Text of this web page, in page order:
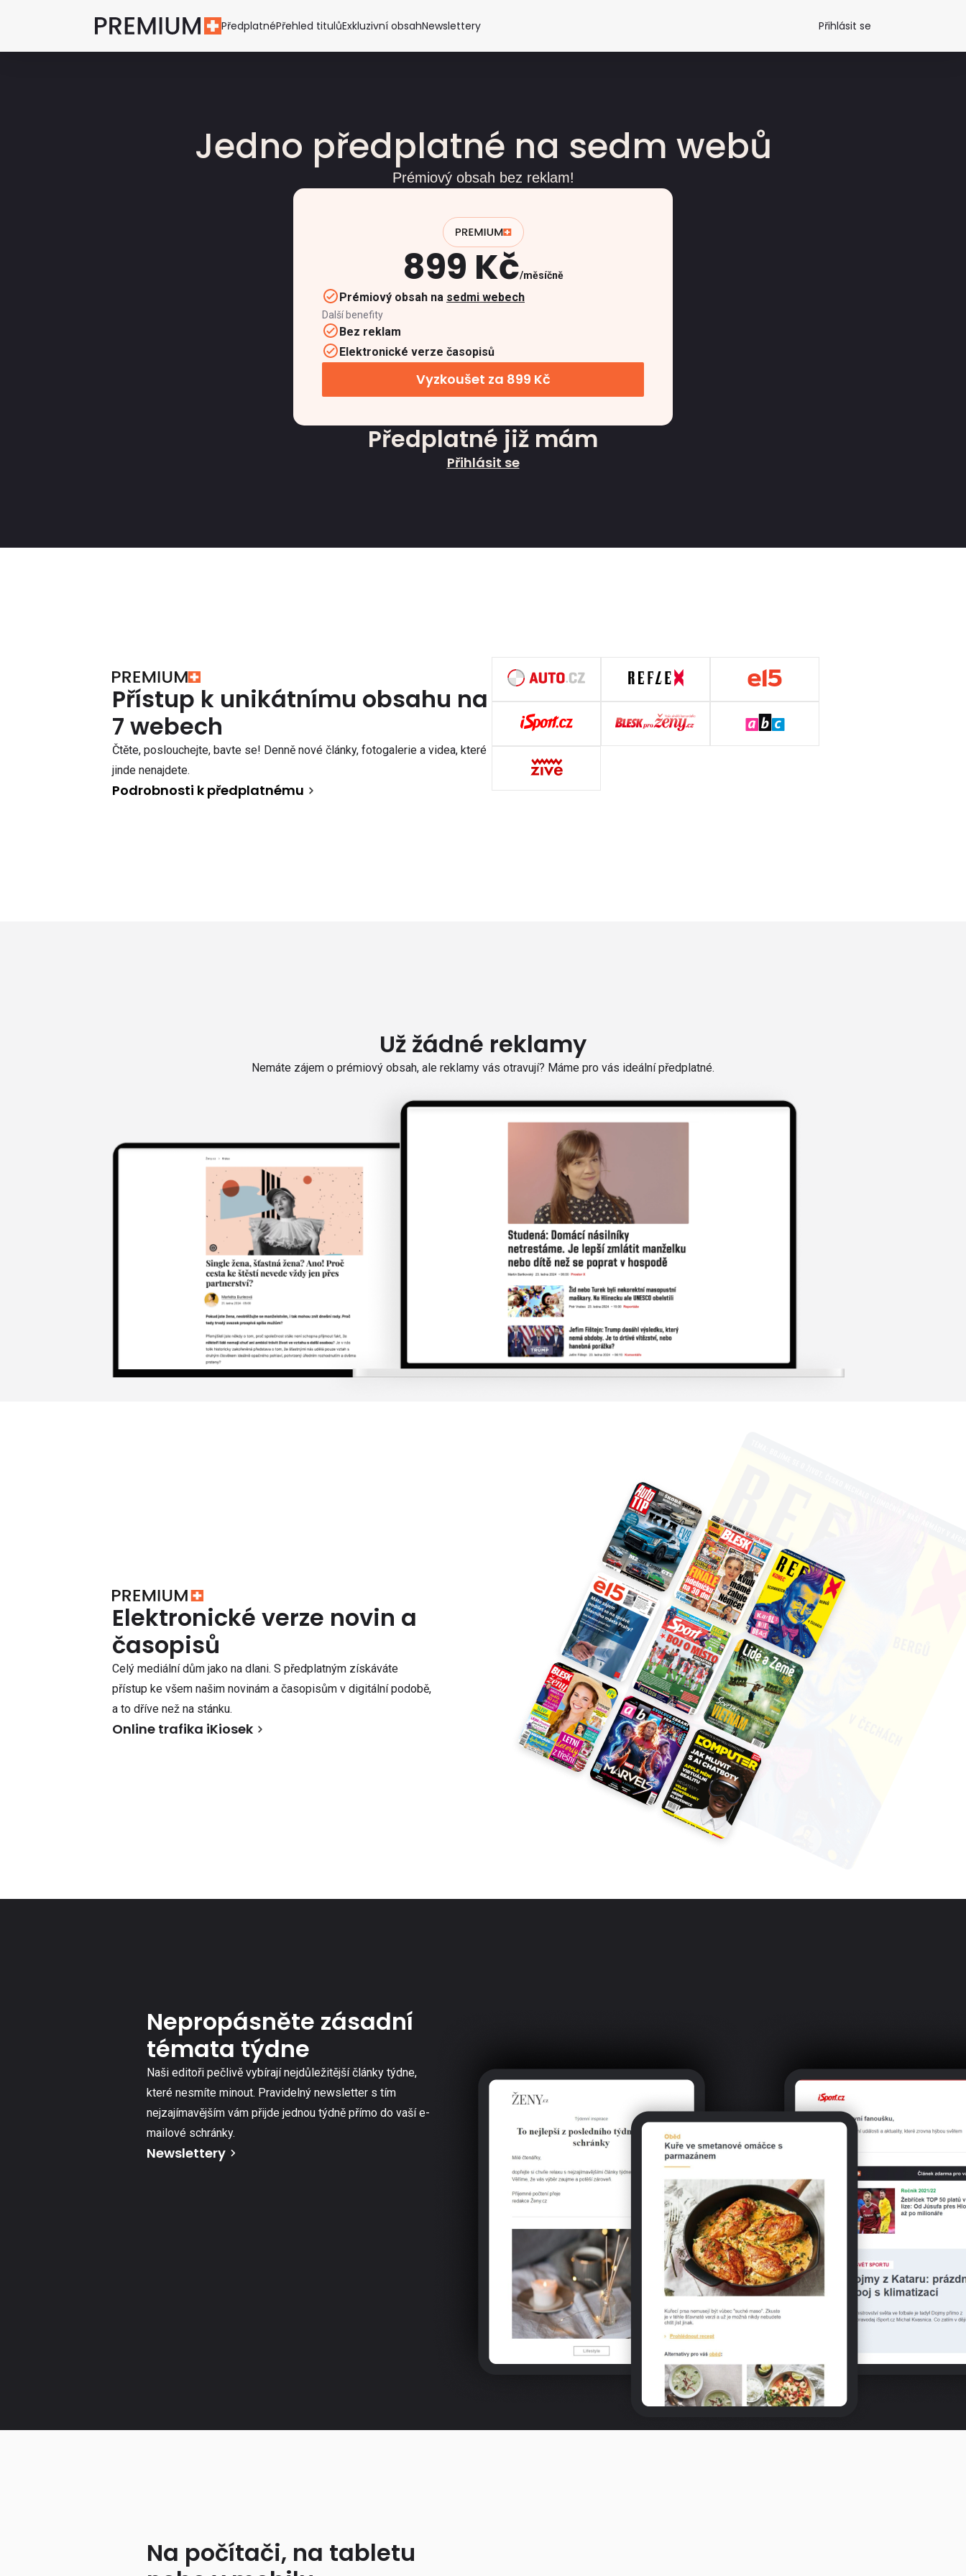
PředplatnéPřehled titulůExkluzivní obsahNewslettery Přihlásit se
Jedno předplatné na sedm webů
Prémiový obsah bez reklam!
899 Kč měsíčně
Prémiový obsah na sedmi webech
Další benefity
Bez reklam
Elektronické verze časopisů
Vyzkoušet za 899 Kč
Předplatné již mám
Přihlásit se
Přístup k unikátnímu obsahu na
7 webech
Čtěte, poslouchejte, bavte se! Denně nové články, fotogalerie a videa, které
jinde nenajdete.
Podrobnosti k předplatnému
Už žádné reklamy
Nemáte zájem o prémiový obsah, ale reklamy vás otravují? Máme pro vás ideální předplatné.
Elektronické verze novin a
časopisů
Celý mediální dům jako na dlani. S předplatným získáváte
přístup ke všem našim novinám a časopisům v digitální podobě,
a to dříve než na stánku.
Online trafika iKiosek
Nepropásněte zásadní
témata týdne
Naši editoři pečlivě vybírají nejdůležitější články týdne,
které nesmíte minout. Pravidelný newsletter s tím
nejzajímavějším vám přijde jednou týdně přímo do vaší e-
mailové schránky.
Newslettery
Na počítači, na tabletu